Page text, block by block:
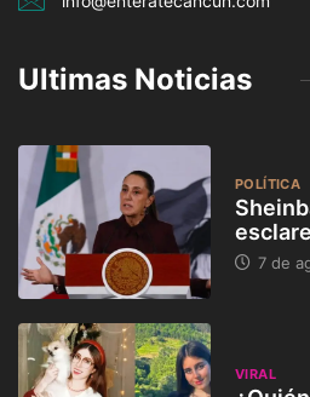
Ultimas Noticias
POLÍTICA
7 de
VIRAL